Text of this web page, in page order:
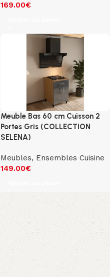
169.00€
Meuble Bas 60 cm Cuisson 2
Portes Gris (COLLECTION
SELENA)
Meubles, Ensembles Cuisine
149.00€